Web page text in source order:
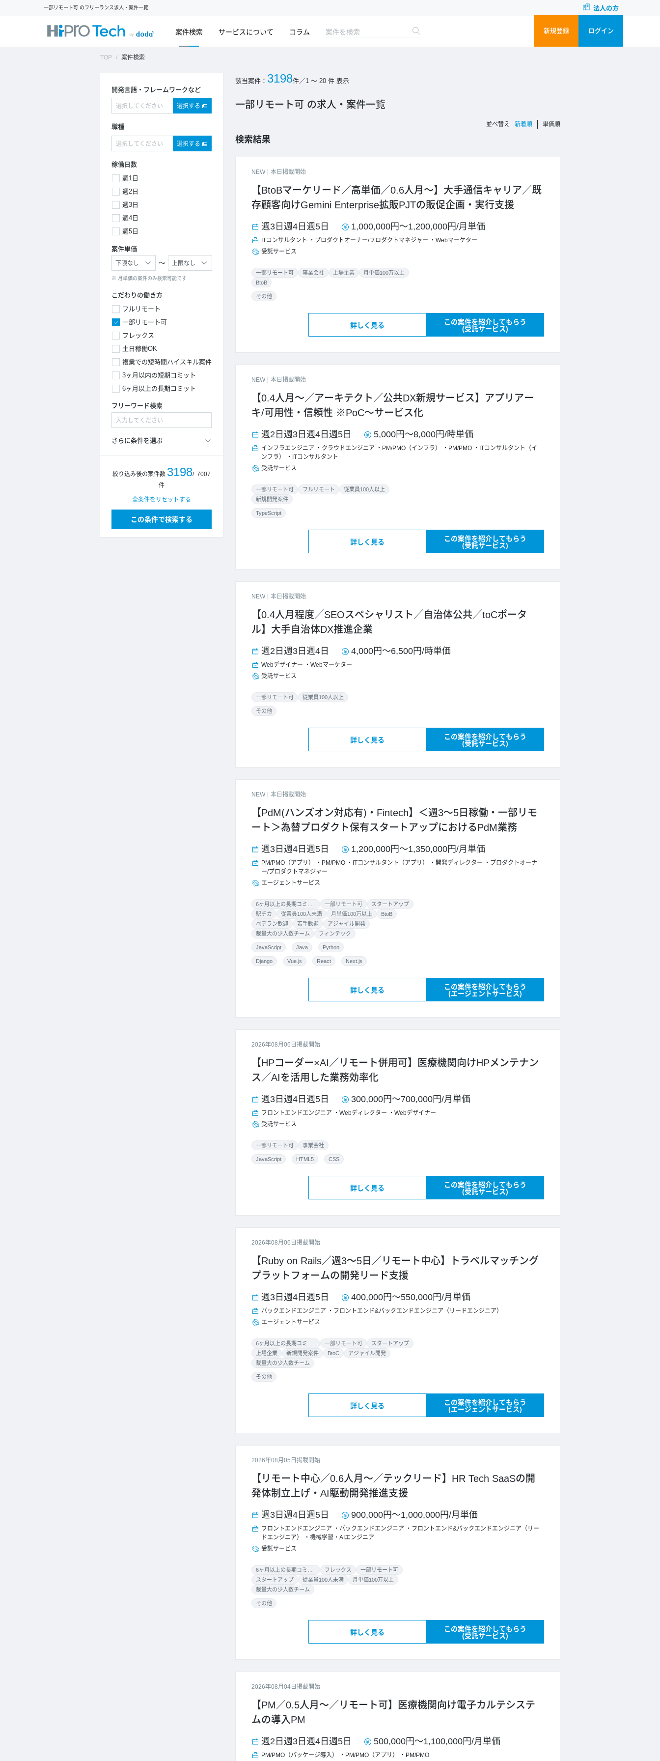
一部リモート可 のフリーランス求人・案件一覧 法人の方
新規登録 ログイン
案件検索 サービスについて コラム
TOP 案件検索
開発言語・フレームワークなど
選択する
職種
選択する
稼働日数
週1日
週2日
週3日
週4日
週5日
案件単価
※ 月単価の案件のみ検索可能です
～
こだわりの働き方
フルリモート
一部リモート可
フレックス
土日稼働OK
複業での短時間ハイスキル案件
3ヶ月以内の短期コミット
6ヶ月以上の長期コミット
フリーワード検索
さらに条件を選ぶ
絞り込み後の案件数 3198/ 7007
件
該当案件： 3198件／1 ～ 20 件 表示
一部リモート可 の求人・案件一覧
並ベ替え 新着順 単価順
検索結果
NEW 本日掲載開始
【BtoBマーケリード／高単価／0.6人月～】大手通信キャリア／既
存顧客向けGemini Enterprise拡販PJTの販促企画・実行支援
週3日 週4日 週5日 1,000,000円 ～1,200,000円/月単価
ITコンサルタント プロダクトオーナー/プロダクトマネジャー
Webマーケター
受託サービス
一部リモート可 事業会社 上場企業
月単価100万以上
BtoB
その他
詳しく見る
この案件を紹介してもらう
(受託サービス)
NEW 本日掲載開始
【0.4人月～／アーキテクト／公共DX新規サービス】アプリアー
キ/可用性・信頼性 ※PoC～サービス化
週2日 週3日 週4日 週5日 5,000円 ～8,000円/時単価
インフラエンジニア クラウドエンジニア PM/PMO（インフラ） PM/PMO
ITコンサルタント（イ
ンフラ）
ITコンサルタント
受託サービス
一部リモート可 フルリモート
従業員100人以上
新規開発案件
TypeScript
詳しく見る
この案件を紹介してもらう
(受託サービス)
NEW 本日掲載開始
【0.4人月程度／SEOスペシャリスト／自治体公共／toCポータ
ル】大手自治体DX推進企業
週2日 週3日 週4日 4,000円 ～6,500円/時単価
Webデザイナー
Webマーケター
受託サービス
一部リモート可 従業員100人以上
その他
詳しく見る
この案件を紹介してもらう
(受託サービス)
NEW 本日掲載開始
【PdM(ハンズオン対応有)・Fintech】＜週3～5日稼働・一部リモ
ート＞為替プロダクト保有スタートアップにおけるPdM業務
週3日 週4日 週5日 1,200,000円 ～1,350,000円/月単価
PM/PMO（アプリ） PM/PMO ITコンサルタント（アプリ） 開発ディレクター
プロダクトオーナ
ー/プロダクトマネジャー
エージェントサービス
一部リモート可
スタートアップ
駅チカ
従業員100人未満 月単価100万以上
BtoB
ベテラン歓迎
若手歓迎
アジャイル開発
裁量大の少人数チーム
フィンテック
JavaScript Java Python
Django Vue.js React Next.js
詳しく見る
この案件を紹介してもらう
(エージェントサービス)
2026年08月06日掲載開始
【HPコーダー×AI／リモート併用可】医療機関向けHPメンテナン
ス／AIを活用した業務効率化
週3日 週4日 週5日 300,000円 ～700,000円/月単価
フロントエンドエンジニア Webディレクター
Webデザイナー
受託サービス
一部リモート可 事業会社
JavaScript HTML5 CSS
詳しく見る
この案件を紹介してもらう
(受託サービス)
2026年08月06日掲載開始
【Ruby on Rails／週3～5日／リモート中心】トラベルマッチング
プラットフォームの開発リード支援
週3日 週4日 週5日 400,000円 ～550,000円/月単価
バックエンドエンジニア
フロントエンド&バックエンドエンジニア（リードエンジニア）
エージェントサービス
一部リモート可
スタートアップ
上場企業
新規開発案件 BtoC
アジャイル開発
裁量大の少人数チーム
その他
詳しく見る
この案件を紹介してもらう
(エージェントサービス)
2026年08月05日掲載開始
【リモート中心／0.6人月～／テックリード】HR Tech SaaSの開
発体制立上げ・AI駆動開発推進支援
週3日 週4日 週5日 900,000円 ～1,000,000円/月単価
フロントエンドエンジニア バックエンドエンジニア
フロントエンド&バックエンドエンジニア（リー
ドエンジニア）
機械学習・AIエンジニア
受託サービス
フレックス
一部リモート可
スタートアップ
従業員100人未満
月単価100万以上
裁量大の少人数チーム
その他
詳しく見る
この案件を紹介してもらう
(受託サービス)
2026年08月04日掲載開始
【PM／0.5人月～／リモート可】医療機関向け電子カルテシステ
ムの導入PM
週2日 週3日 週4日 週5日 500,000円 ～1,100,000円/月単価
PM/PMO（パッケージ導入） PM/PMO（アプリ） PM/PMO